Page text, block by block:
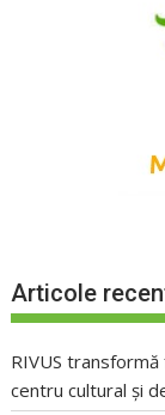
Articole
RIVUS
centru cultural și